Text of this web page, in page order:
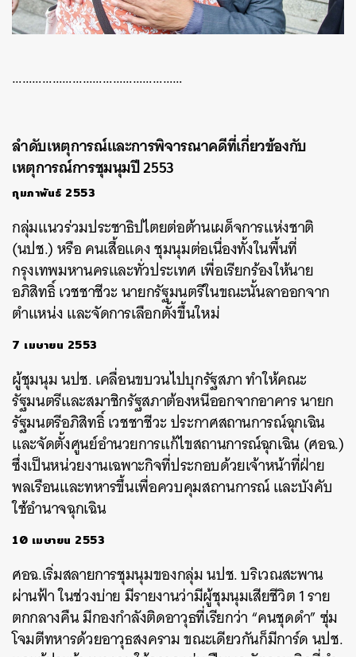
……………………………………………
ลำดับเหตุการณ์และการพิจารณาคดีที่เกี่ยวข้องกับ
เหตุการณ์การชุมนุมปี 2553
กุมภาพันธ์ 2553
กลุ่มแนวร่วมประชาธิปไตยต่อต้านเผด็จการแห่งชาติ
(นปช.) หรือ คนเสื้อแดง ชุมนุมต่อเนื่องทั้งในพื้นที่
กรุงเทพมหานครและทั่วประเทศ เพื่อเรียกร้องให้นาย
อภิสิทธิ์ เวชชาชีวะ นายกรัฐมนตรีในขณะนั้นลาออกจาก
ตำแหน่ง และจัดการเลือกตั้งขึ้นใหม่
7 เมษายน 2553
ผู้ชุมนุม นปช. เคลื่อนขบวนไปบุกรัฐสภา ทำให้คณะ
รัฐมนตรีและสมาชิกรัฐสภาต้องหนีออกจากอาคาร นายก
รัฐมนตรีอภิสิทธิ์ เวชชาชีวะ ประกาศสถานการณ์ฉุกเฉิน
และจัดตั้งศูนย์อำนวยการแก้ไขสถานการณ์ฉุกเฉิน (ศอฉ.)
ซึ่งเป็นหน่วยงานเฉพาะกิจที่ประกอบด้วยเจ้าหน้าที่ฝ่าย
พลเรือนและทหารขึ้นเพื่อควบคุมสถานการณ์ และบังคับ
ใช้อำนาจฉุกเฉิน
10 เมษายน 2553
ศอฉ.เริ่มสลายการชุมนุมของกลุ่ม นปช. บริเวณสะพาน
ผ่านฟ้า ในช่วงบ่าย มีรายงานว่ามีผู้ชุมนุมเสียชีวิต 1 ราย
ตกกลางคืน มีกองกำลังติดอาวุธที่เรียกว่า “คนชุดดำ” ซุ่ม
โจมตีทหารด้วยอาวุธสงคราม ขณะเดียวกันก็มีการ์ด นปช.